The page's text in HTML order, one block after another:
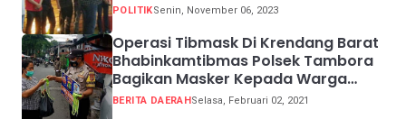
POLITIKSenin, November 06, 2023
Operasi Tibmask Di Krendang Barat
Bhabinkamtibmas Polsek Tambora
Bagikan Masker Kepada Warga
Pelanggar Prokes
BERITA DAERAHSelasa, Februari 02, 2021